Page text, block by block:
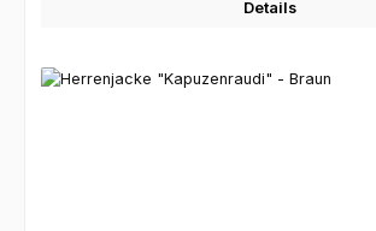
Details